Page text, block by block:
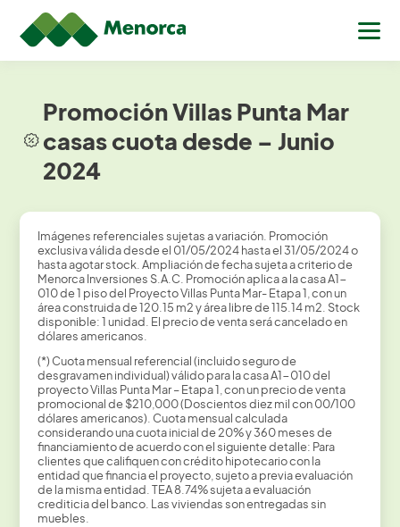
Promoción Villas Punta Mar
casas cuota desde – Junio
2024
Imágenes referenciales sujetas a variación. Promoción
exclusiva válida desde el 01/05/2024 hasta el 31/05/2024 o
hasta agotar stock. Ampliación de fecha sujeta a criterio de
Menorca Inversiones S.A.C. Promoción aplica a la casa A1-
010 de 1 piso del Proyecto Villas Punta Mar- Etapa 1, con un
área construida de 120.15 m2 y área libre de 115.14 m2. Stock
disponible: 1 unidad. El precio de venta será cancelado en
dólares americanos.
(*) Cuota mensual referencial (incluido seguro de
desgravamen individual) válido para la casa A1-010 del
proyecto Villas Punta Mar – Etapa 1, con un precio de venta
promocional de $210,000 (Doscientos diez mil con 00/100
dólares americanos). Cuota mensual calculada
considerando una cuota inicial de 20% y 360 meses de
financiamiento de acuerdo con el siguiente detalle: Para
clientes que califiquen con crédito hipotecario con la
entidad que financia el proyecto, sujeto a previa evaluación
de la misma entidad. TEA 8.74% sujeta a evaluación
crediticia del banco. Las viviendas son entregadas sin
muebles.